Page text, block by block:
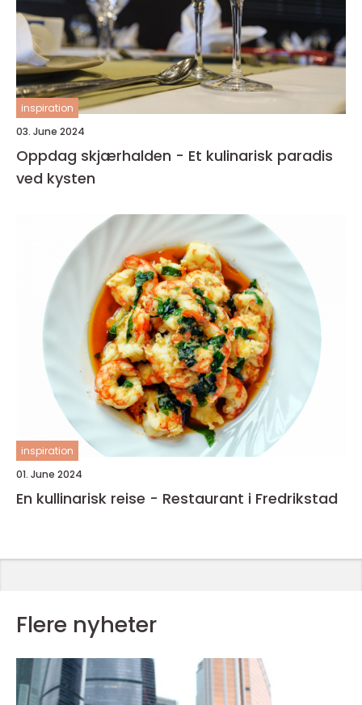
inspiration
03. June 2024
Oppdag skjærhalden - Et kulinarisk paradis
ved kysten
inspiration
01. June 2024
En kullinarisk reise - Restaurant i Fredrikstad
Flere nyheter